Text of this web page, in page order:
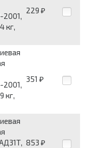
2001,
кг,
229 ₽
2001,
кг,
351 ₽
853 ₽